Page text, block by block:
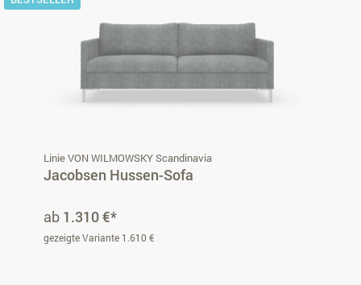
Linie VON WILMOWSKY Scandinavia
Jacobsen Hussen-Sofa
ab 1.310 €*
gezeigte Variante 1.610 €